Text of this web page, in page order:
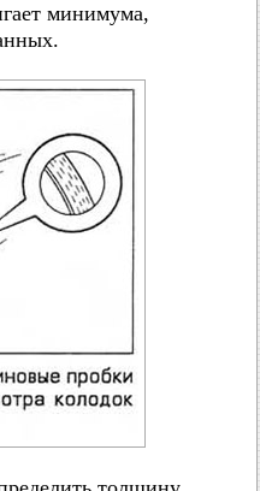
минимума,